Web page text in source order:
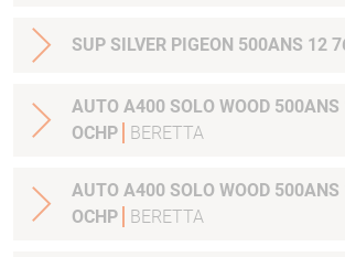
SUP SILVER PIGEON 500ANS 12
AUTO A400 SOLO WOOD
OCHP
BERETTA
AUTO A400 SOLO WOOD
OCHP
BERETTA